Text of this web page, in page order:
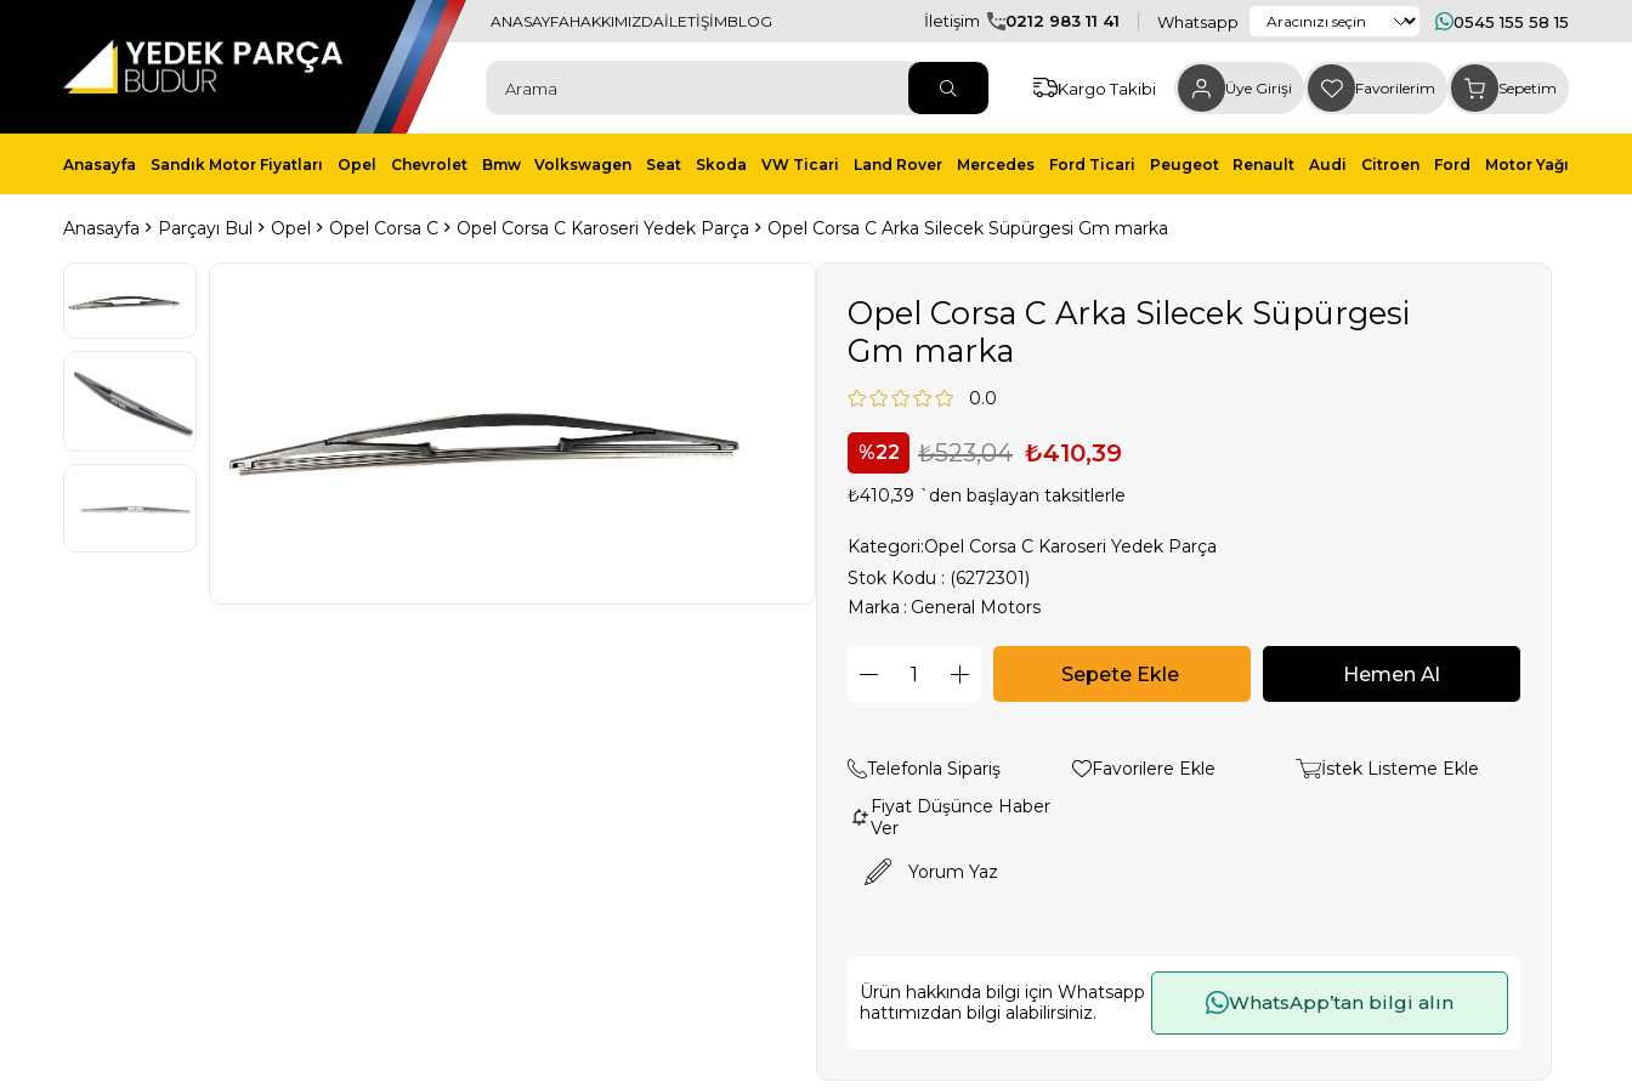
ANASAYFAHAKKIMIZDAİLETİŞİMBLOG İletişim 0212 983 11 41 Whatsapp 0545 155 58 15
Kargo Takibi Üye Girişi Favorilerim Sepetim
Anasayfa Sandık Motor Fiyatları Opel Chevrolet Bmw Volkswagen Seat Skoda VW Ticari Land Rover Mercedes Ford Ticari Peugeot Renault Audi Citroen Ford Motor Yağı
Anasayfa Parçayı Bul Opel Opel Corsa C Opel Corsa C Karoseri Yedek Parça Opel Corsa C Arka Silecek Süpürgesi Gm marka
Opel Corsa C Arka Silecek Süpürgesi
Gm marka
0.0
22 ₺523,04 ₺410,39
₺410,39 `den başlayan taksitlerle
Kategori:Opel Corsa C Karoseri Yedek Parça
Stok Kodu
(6272301)
Marka : General Motors
Telefonla Sipariş Favorilere Ekle
İstek Listeme Ekle
Fiyat Düşünce Haber
Ver
Yorum Yaz
Ürün hakkında bilgi için Whatsapp
hattımızdan bilgi alabilirsiniz.
WhatsApp’tan bilgi alın